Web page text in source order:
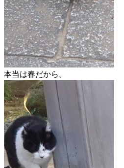
本当は春だから。